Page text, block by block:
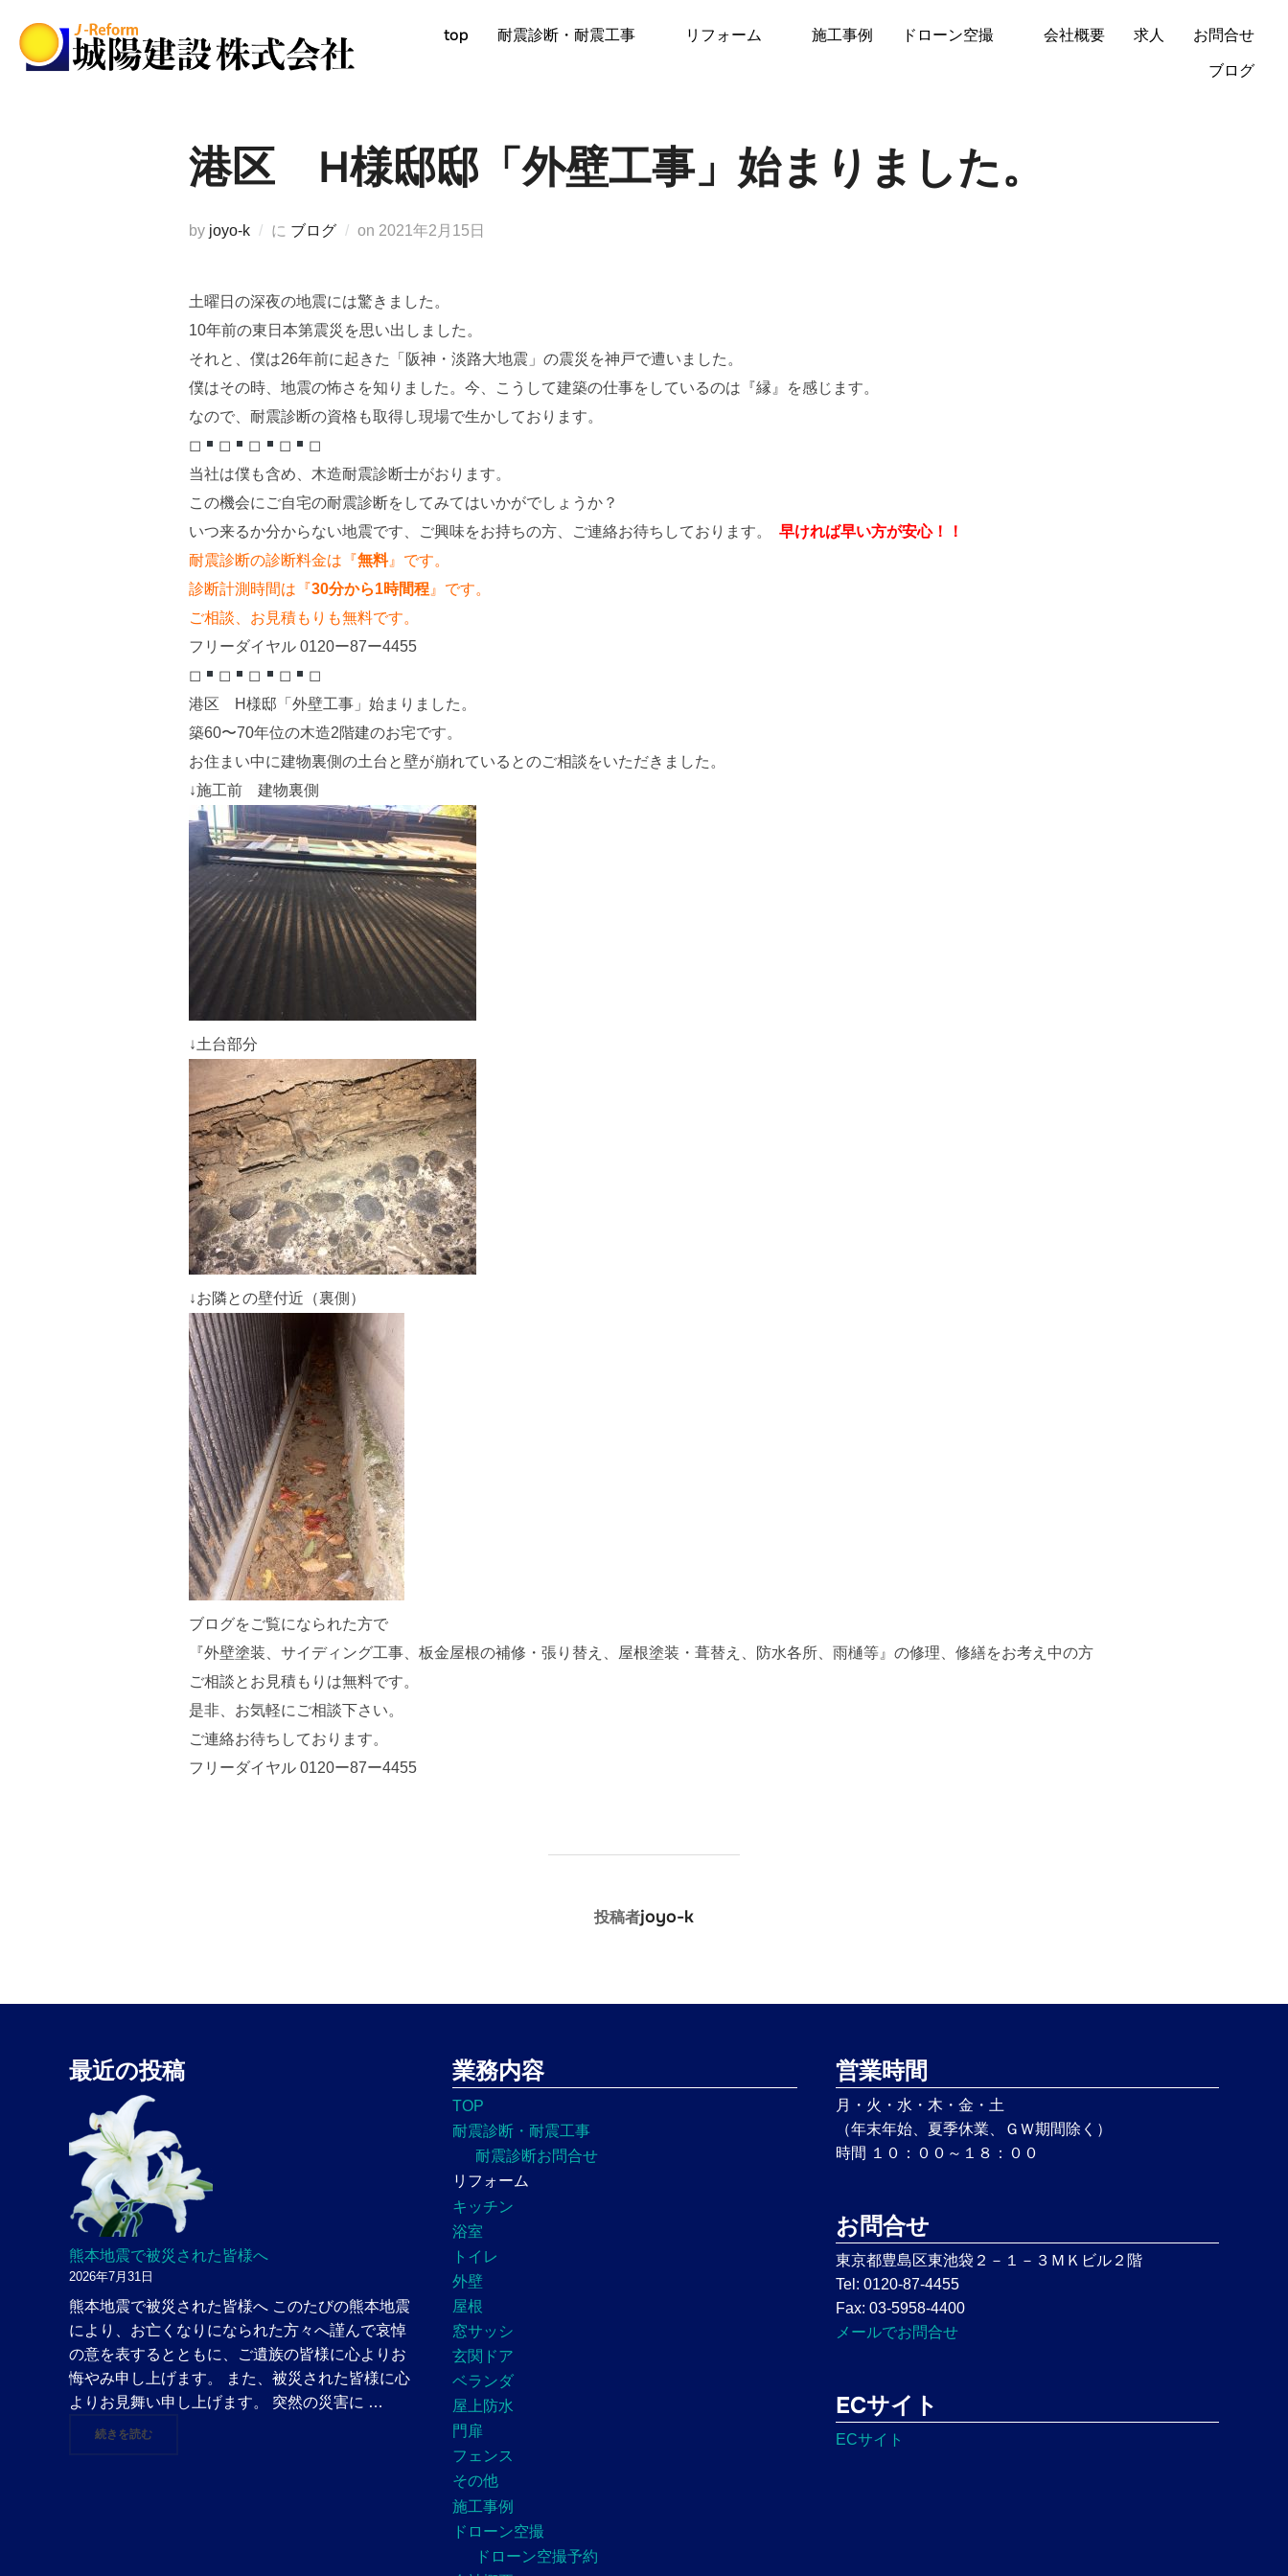
top 耐震診断・耐震工事 リフォーム 施工事例 ドローン空撮 会社概要 求人
お問合せ
ブログ
港区 H様邸邸「外壁工事」始まりました。
by joyo-k に ブログ on 投
2021年2月15日
土曜日の深夜の地震には驚きました。
10年前の東日本第震災を思い出しました。
それと、僕は26年前に起きた「阪神・淡路大地震」の震災を神戸で遭いました。
僕はその時、地震の怖さを知りました。今、こうして建築の仕事をしているのは『縁』を感じます。
なので、耐震診断の資格も取得し現場で生かしております。
◻︎
◻︎ ◻︎ ◻︎
◻︎
当社は僕も含め、木造耐震診断士がおります。
この機会にご自宅の耐震診断をしてみてはいかがでしょうか？
いつ来るか分からない地震です、ご興味をお持ちの方、ご連絡お待ちしております。 早ければ早い方が安心！！
耐震診断の診断料金は『無料』です。
診断計測時間は『30分から1時間程 』です。
ご相談、お見積もりも無料です。
フリーダイヤル 0120ー87ー4455
◻︎
◻︎ ◻︎ ◻︎
◻︎
港区 H様邸「外壁工事」始まりました。
築60〜70年位の木造2階建のお宅です。
お住まい中に建物裏側の土台と壁が崩れているとのご相談をいただきました。
↓施工前 建物裏側
↓土台部分
↓お隣との壁付近（裏側）
ブログをご覧になられた方で
『外壁塗装、サイディング工事、板金屋根の補修・張り替え、屋根塗装・葺替え、防水各所、雨樋等』の修理、修繕をお考え中の方
ご相談とお見積もりは無料です。
是非、お気軽にご相談下さい。
ご連絡お待ちしております。
フリーダイヤル 0120ー87ー4455
投稿者
投稿者joyo-k
最近の投稿
熊本地震で被災された皆様へ
2026年7月31日
熊本地震で被災された皆様へ このたびの熊本地震
により、お亡くなりになられた方々へ謹んで哀悼
の意を表するとともに、ご遺族の皆様に心よりお
悔やみ申し上げます。 また、被災された皆様に心
よりお見舞い申し上げます。 突然の災害に …
続きを読む"熊本地震で被災された皆様へ"
業務内容
TOP
耐震診断・耐震工事
耐震診断お問合せ
リフォーム
キッチン
浴室
トイレ
外壁
屋根
窓サッシ
玄関ドア
ベランダ
屋上防水
門扉
フェンス
その他
施工事例
ドローン空撮
ドローン空撮予約
営業時間
月・火・水・木・金・土
（年末年始、夏季休業、ＧＷ期間除く）
時間 １０：００～１８：００
お問合せ
東京都豊島区東池袋２－１－３ＭＫビル２階
Tel: 0120-87-4455
Fax: 03-5958-4400
メールでお問合せ
ECサイト
ECサイト